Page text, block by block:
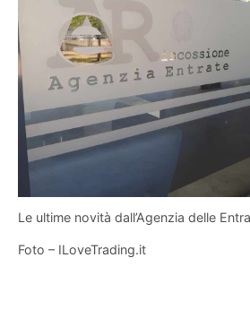
Le ultime novità dall’Agenzia delle
Foto – ILoveTrading.it